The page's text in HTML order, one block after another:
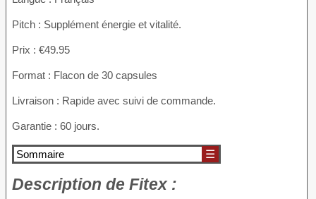
Pitch : Supplément énergie et vitalité.
Prix : €49.95
Format : Flacon de 30 capsules
Livraison : Rapide avec suivi de commande.
Garantie : 60 jours.
Sommaire ☰
Description de Fitex :